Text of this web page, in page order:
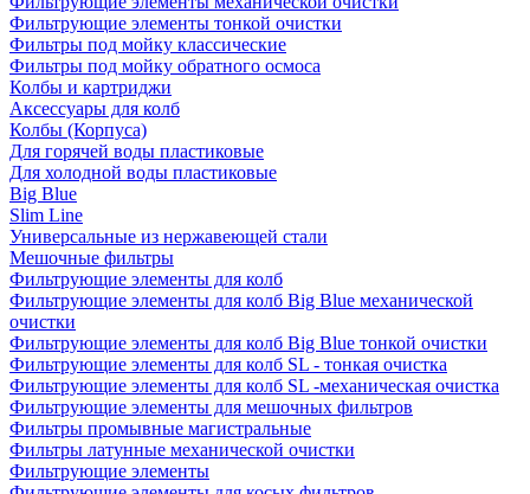
Фильтрующие элементы тонкой очистки
Фильтры под мойку классические
Фильтры под мойку обратного осмоса
Колбы и картриджи
Аксессуары для колб
Колбы (Корпуса)
Для горячей воды пластиковые
Для холодной воды пластиковые
Big Blue
Slim Line
Универсальные из нержавеющей стали
Мешочные фильтры
Фильтрующие элементы для колб
Фильтрующие элементы для колб Big Blue механической
очистки
Фильтрующие элементы для колб Big Blue тонкой очистки
Фильтрующие элементы для колб SL - тонкая очистка
Фильтрующие элементы для колб SL -механическая очистка
Фильтрующие элементы для мешочных фильтров
Фильтры промывные магистральные
Фильтры латунные механической очистки
Фильтрующие элементы